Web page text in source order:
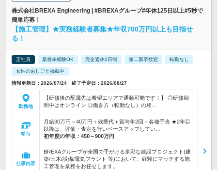
株式会社BREXA Engineering | #BREXAグループ#年休125日以上#5秒で
簡単応募！
【施工管理】★実務経験者募集★年収700万円以上も目指せ
る！
正社員 業種未経験OK 完全週休2日制 第二新卒歓迎 転勤なし
女性のおしごと掲載中
情報更新日：2026/07/24 終了予定日：2026/08/27
勤務地
【研修後の配属先は希望エリアで通勤可能です！】 ◎研修期
間中はオンライン ◎働き方（転勤なし）の相…
給与
月給30万円～40万円＋残業代＋賞与年2回＋各種手当 ★2年目
以降は、評価・査定を行いベースアップしてい…
初年度の年収： 450～900万円
仕事内容
BREXAグループが全国で手がける多彩な建設プロジェクト(建
築/土木/設備/電気プラント 等)において、経験にマッチする施
工管理を業務をお任せします。